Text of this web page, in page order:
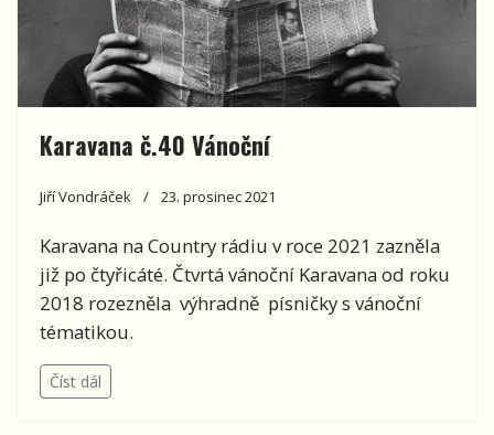
Karavana č.40 Vánoční
Jiří Vondráček 23. prosinec 2021
Karavana na Country rádiu v roce 2021 zazněla
již po čtyřicáté. Čtvrtá vánoční Karavana od roku
2018 rozezněla výhradně písničky s vánoční
tématikou.
Číst dál